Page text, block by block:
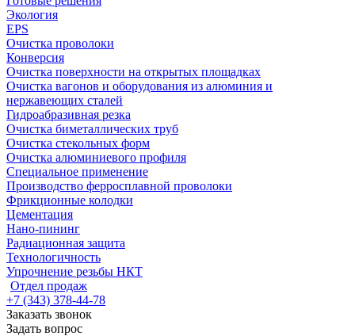
Экология
EPS
Очистка проволоки
Конверсия
Очистка поверхности на открытых площадках
Очистка вагонов и оборудования из алюминия и
нержавеющих сталей
Гидроабразивная резка
Очистка биметаллических труб
Очистка стекольных форм
Очистка алюминиевого профиля
Специальное применение
Производство ферросплавной проволоки
Фрикционные колодки
Цементация
Нано-пининг
Радиационная защита
Технологичность
Упрочнение резьбы НКТ
Отдел продаж
+7 (343) 378-44-78
Заказать звонок
Задать вопрос